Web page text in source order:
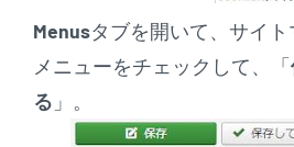
Menusタブを開いて、サイ
メニューをチェックして、「
る 」。